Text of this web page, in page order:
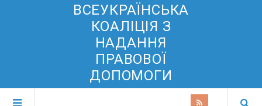
ВСЕУКРАЇНСЬКА
КОАЛІЦІЯ З
НАДАННЯ
ПРАВОВОЇ
ДОПОМОГИ